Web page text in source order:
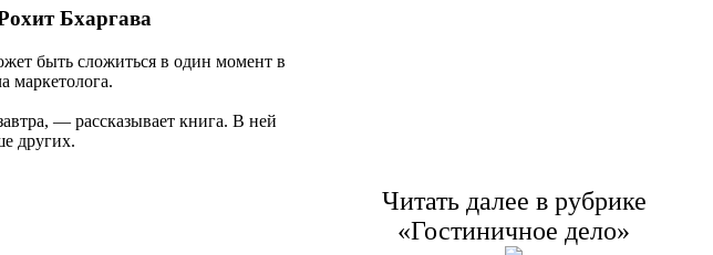
Бхаргава
быть сложиться в один момент в
маркетолога.
— рассказывает книга. В ней
других.
Читать далее в рубрике
«Гостиничное дело»